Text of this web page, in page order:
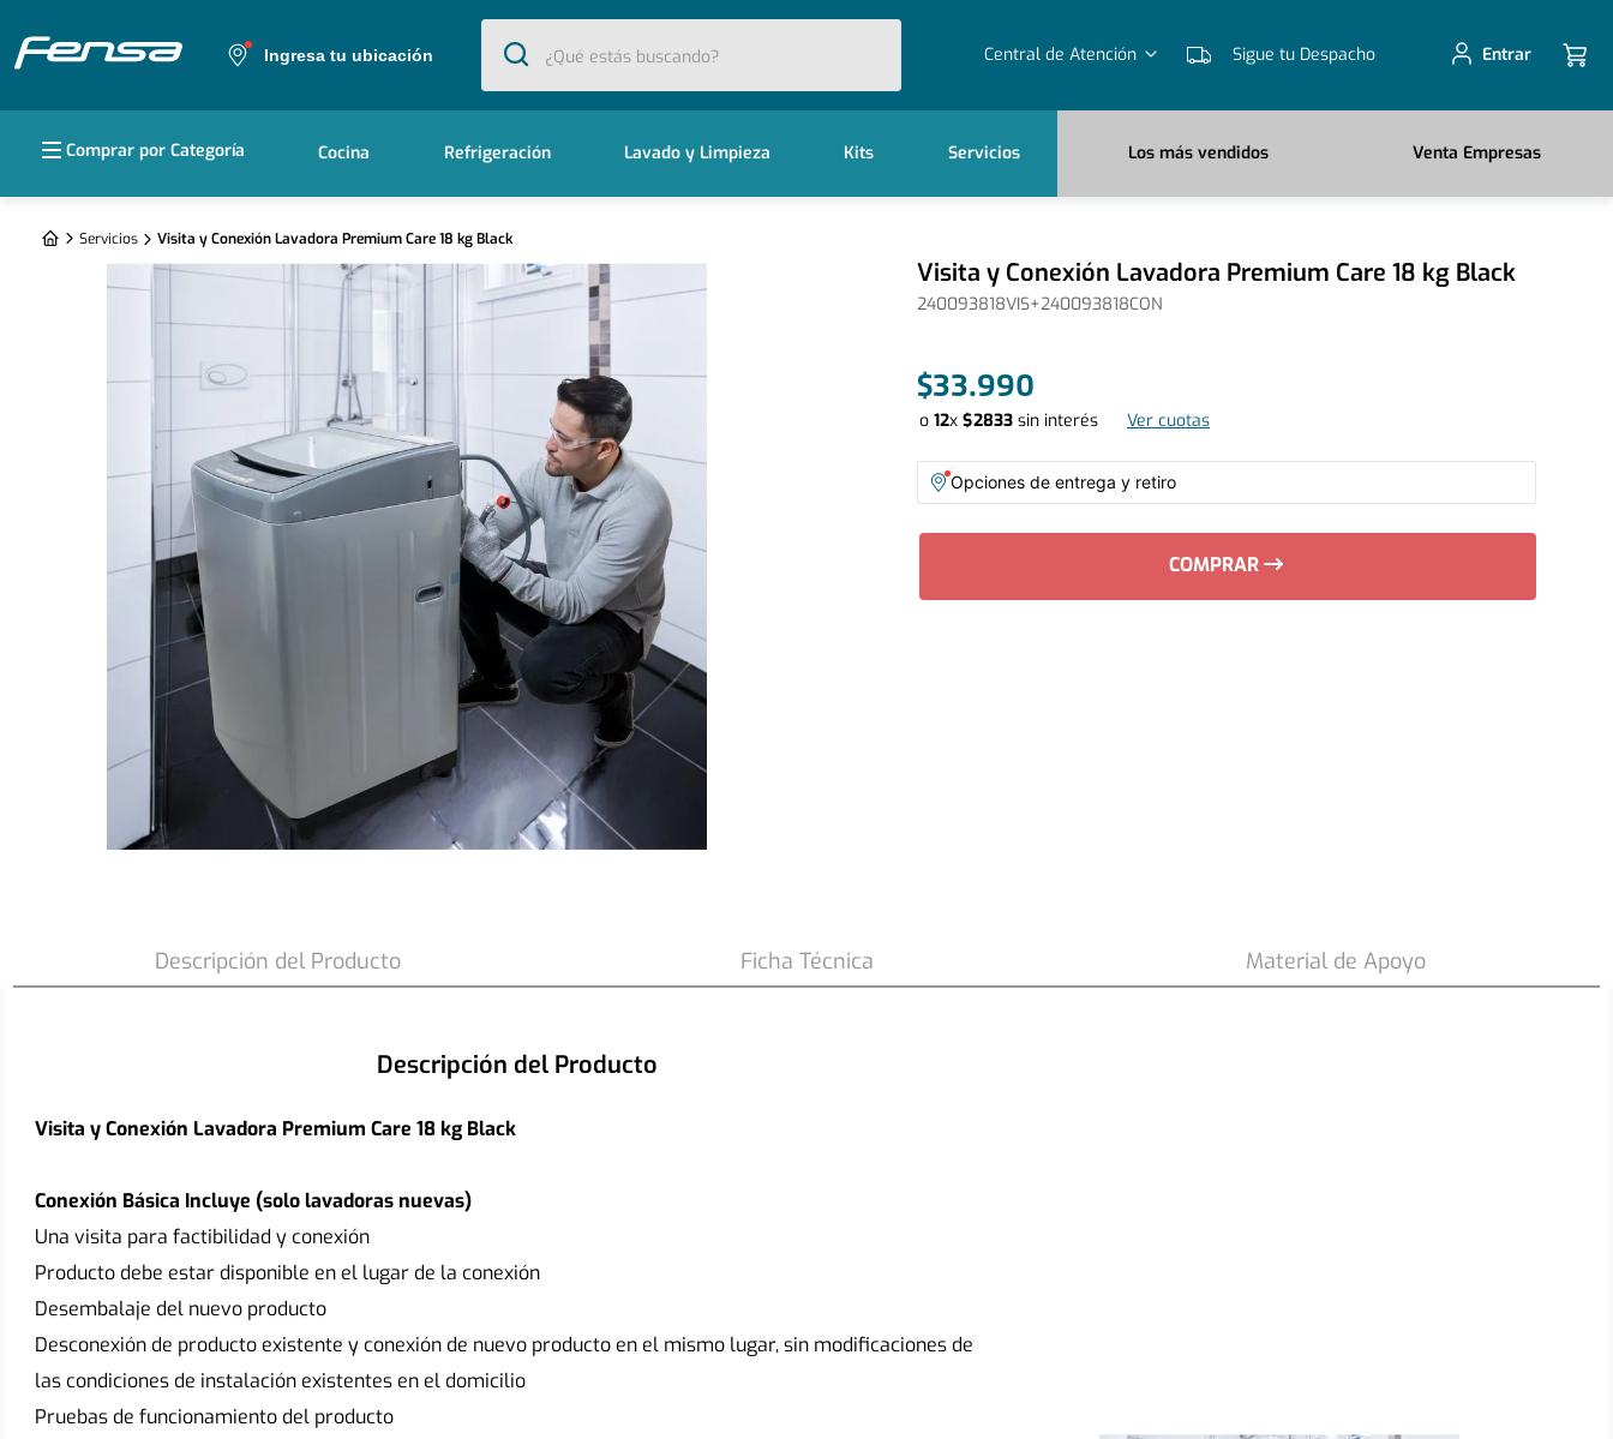
Ingresa tu ubicación
¿Qué estás buscando?
1. cocina 5 platos
bottom freezer
secadora
Central de Atención Sigue tu Despacho Entrar
Comprar por Categoría Cocina Refrigeración Lavado y Limpieza Kits Servicios Los más vendidos Venta Empresas
Servicios Visita y Conexión Lavadora Premium Care 18 kg Black
Visita y Conexión Lavadora Premium Care 18 kg Black
240093818VIS+240093818CON
$33.990
o 12x $2833 sin interés Ver cuotas
Opciones de entrega y retiro
COMPRAR
Descripción del Producto Ficha Técnica Material de Apoyo
Descripción del Producto
Visita y Conexión Lavadora Premium Care 18 kg Black
Conexión Básica Incluye (solo lavadoras nuevas)
Una visita para factibilidad y conexión
Producto debe estar disponible en el lugar de la conexión
Desembalaje del nuevo producto
Desconexión de producto existente y conexión de nuevo producto en el mismo lugar, sin modificaciones de
las condiciones de instalación existentes en el domicilio
Pruebas de funcionamiento del producto